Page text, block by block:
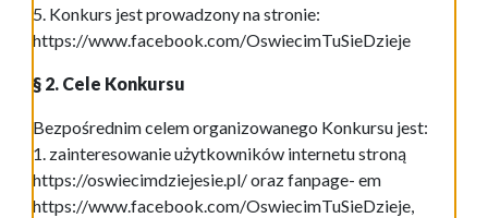
5. Konkurs jest prowadzony na stronie:
https://www.facebook.com/OswiecimTuSieDzieje
§ 2. Cele Konkursu
Bezpośrednim celem organizowanego Konkursu jest:
1. zainteresowanie użytkowników internetu stroną
https://oswiecimdziejesie.pl/ oraz fanpage- em
https://www.facebook.com/OswiecimTuSieDzieje,